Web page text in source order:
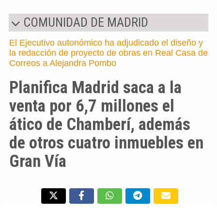
COMUNIDAD DE MADRID
El Ejecutivo autonómico ha adjudicado el diseño y
la redacción de proyecto de obras en Real Casa de
Correos a Alejandra Pombo
Planifica Madrid saca a la
venta por 6,7 millones el
ático de Chamberí, además
de otros cuatro inmuebles en
Gran Vía